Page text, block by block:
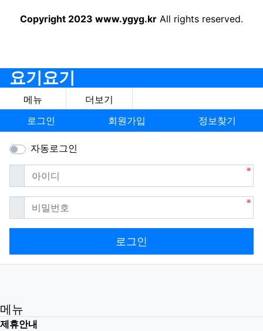
Copyright 2023 www.ygyg.kr All rights reserved.
요기요기
메뉴
더보기
로그인
회원가입 정보찾기
자동로그인
아이디필수
비밀번호필수
로그인
메뉴
제휴안내